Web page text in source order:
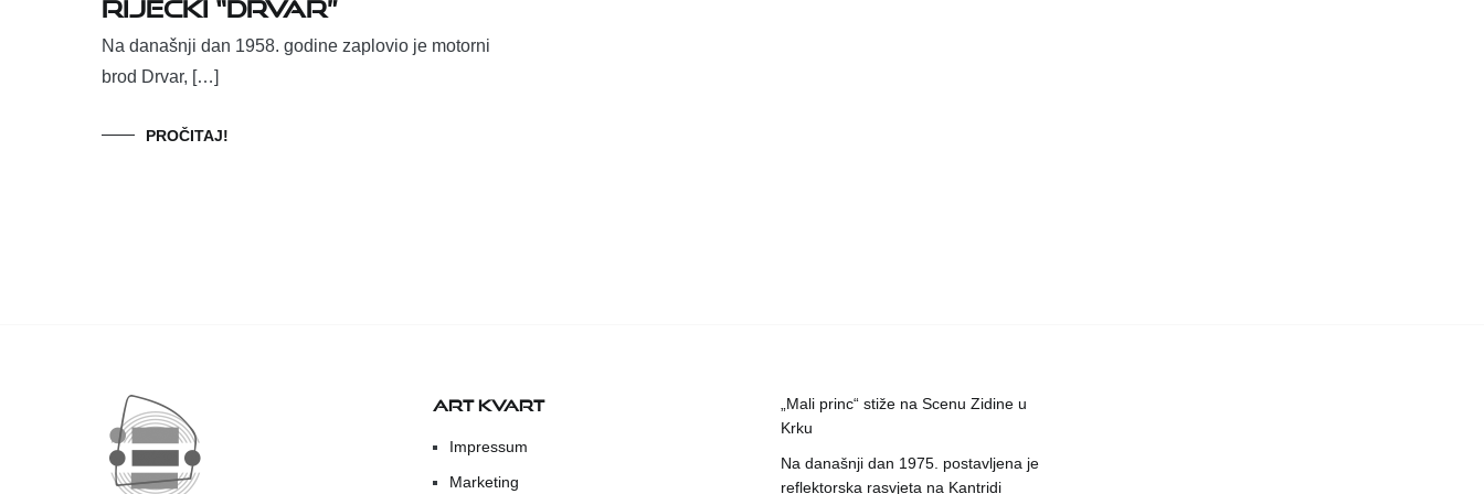
Na današnji dan 1958. godine zaplovio je motorni
brod Drvar, […]
PROČITAJ!
ART KVART
Impressum
Marketing
„Mali princ“ stiže na Scenu Zidine u
Krku
Na današnji dan 1975. postavljena je
reflektorska rasvjeta na Kantridi